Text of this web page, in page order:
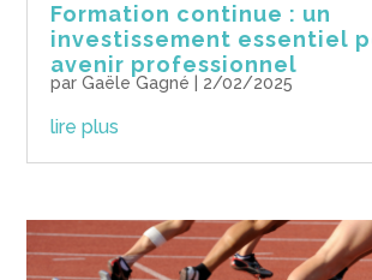
Formation continue : un
investissement essentiel
avenir professionnel
parGaële Gagné 2/02/2025
lire plus